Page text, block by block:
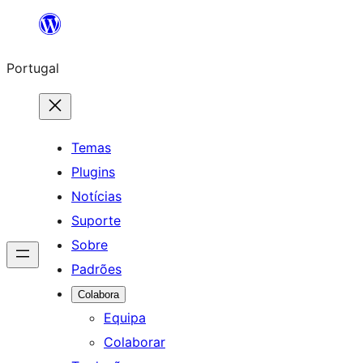
Saltar
o
conteúdo
Portugal
Temas
Plugins
Notícias
Suporte
Sobre
Padrões
Colabora
Equipa
Colaborar